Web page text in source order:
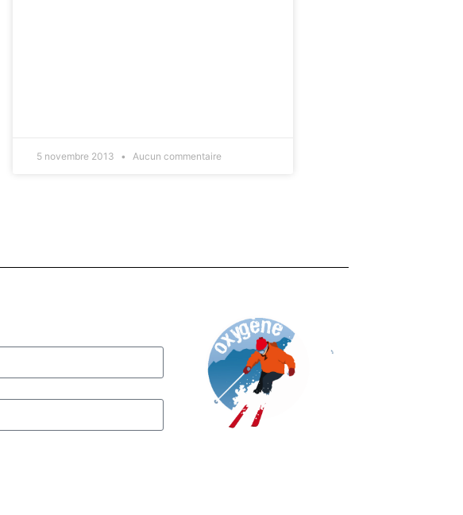
5 novembre 2013 Aucun commentaire